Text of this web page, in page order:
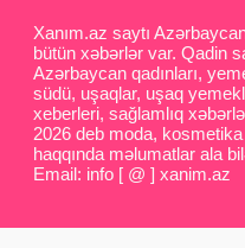
Xanım.az saytı
bütün xəbərlər var. Qadin
Azərbaycan qadınları,
südü, uşaqlar, uşaq
xeberleri, sağlamlıq
2026 deb moda,
haqqında məlumatlar ala
Email: info [ @ ] xanim.az